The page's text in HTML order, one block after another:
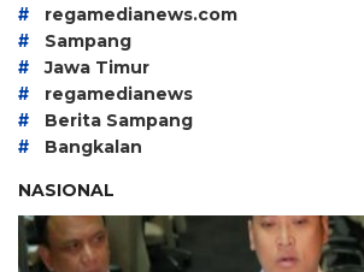
# regamedianews.com
# Sampang
# Jawa Timur
# regamedianews
# Berita Sampang
#
Bangkalan
NASIONAL